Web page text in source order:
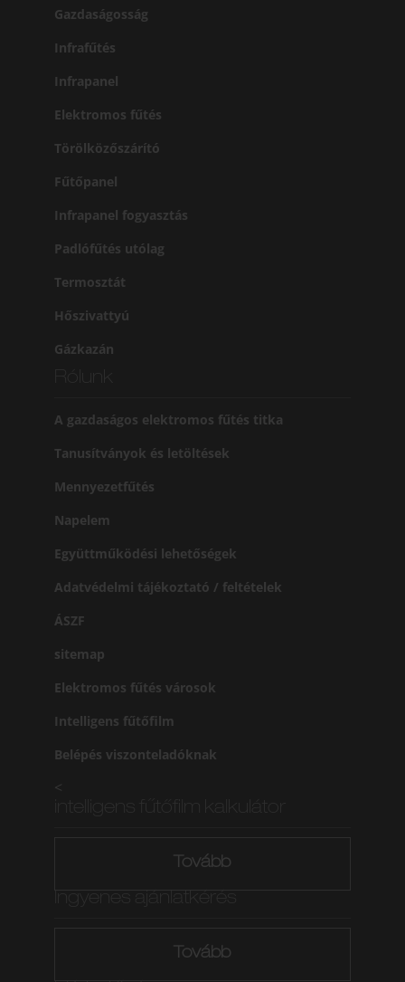
Gazdaságosság
Infrafűtés
Infrapanel
Elektromos fűtés
Törölközőszárító
Fűtőpanel
Infrapanel fogyasztás
Padlófűtés utólag
Termosztát
Hőszivattyú
Gázkazán
A gazdaságos elektromos fűtés titka
Tanusítványok és letöltések
Mennyezetfűtés
Napelem
Együttműködési lehetőségek
Adatvédelmi tájékoztató / feltételek
ÁSZF
sitemap
Elektromos fűtés városok
Intelligens fűtőfilm
Belépés viszonteladóknak
<
Tovább
Tovább